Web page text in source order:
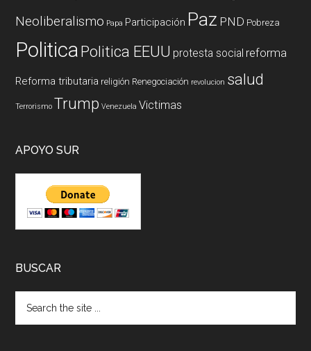
Neoliberalismo Papa Participación Paz PND Pobreza
PoliticaPolitica EEUU protesta social reforma
Reforma tributaria religión Renegociación revolucion salud
Terrorismo Trump Venezuela Victimas
APOYO SUR
BUSCAR